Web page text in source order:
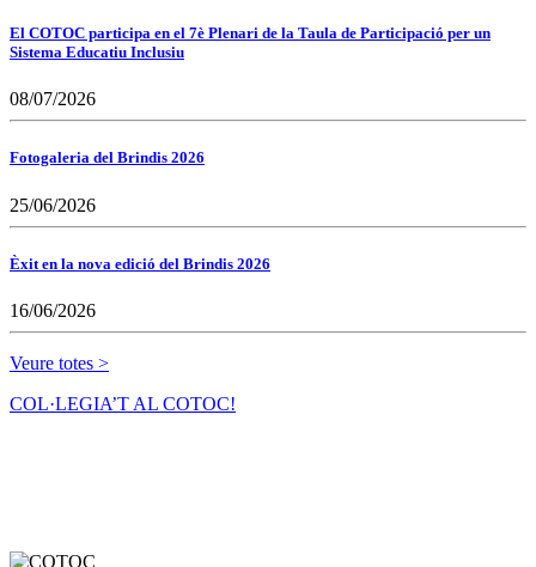
El COTOC participa en el 7è Plenari de la Taula de Participació per un
Sistema Educatiu Inclusiu
08/07/2026
Fotogaleria del Brindis 2026
25/06/2026
Èxit en la nova edició del Brindis 2026
16/06/2026
Veure totes >
COL·LEGIA’T AL COTOC!